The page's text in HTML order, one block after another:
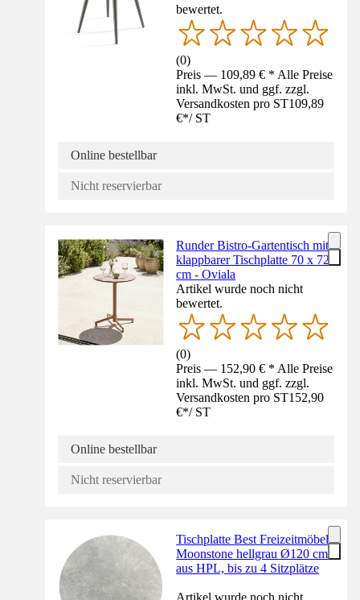
bewertet.
(0)
Preis — 109,89 € * Alle Preise
inkl. MwSt. und ggf. zzgl.
Versandkosten pro ST109,89
€*/ ST
Online bestellbar
Nicht reservierbar
Runder Bistro-Gartentisch mit
klappbarer Tischplatte 70 x 72
cm - Oviala
Artikel wurde noch nicht
bewertet.
(0)
Preis — 152,90 € * Alle Preise
inkl. MwSt. und ggf. zzgl.
Versandkosten pro ST152,90
€*/ ST
Online bestellbar
Nicht reservierbar
Tischplatte Best Freizeitmöbel
Moonstone hellgrau Ø120 cm
aus HPL, bis zu 4 Sitzplätze
Artikel wurde noch nicht